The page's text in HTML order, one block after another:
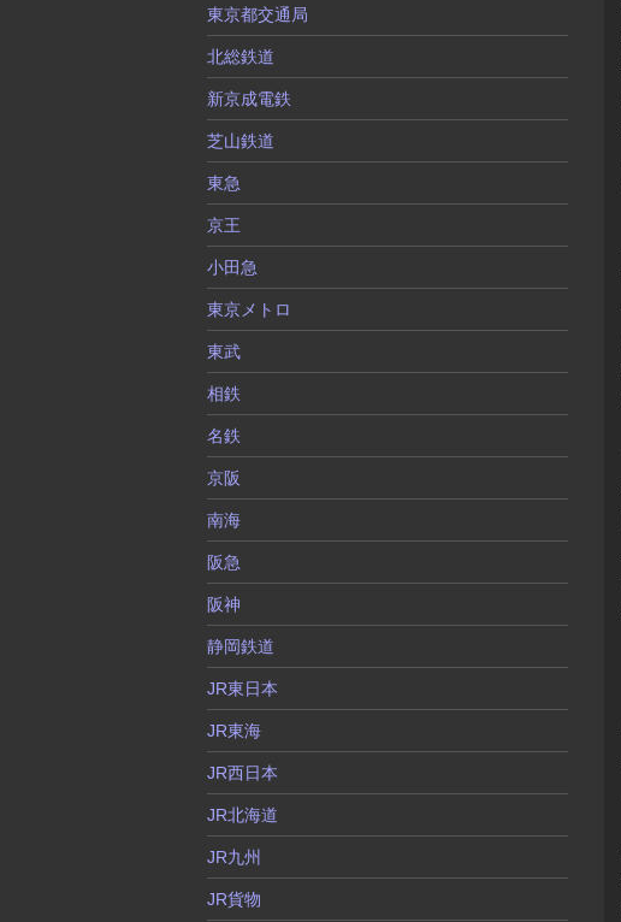
東京都交通局
北総鉄道
新京成電鉄
芝山鉄道
東急
京王
小田急
東京メトロ
東武
相鉄
名鉄
京阪
南海
阪急
阪神
静岡鉄道
JR東日本
JR東海
JR西日本
JR北海道
JR九州
JR貨物